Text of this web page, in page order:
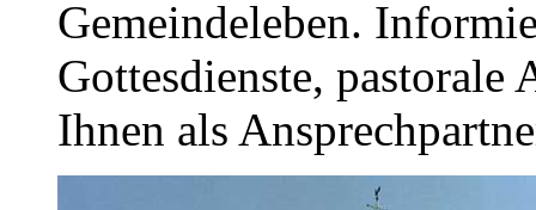
Gemeindeleben.
Gottesdienste, pastorale
Ihnen als